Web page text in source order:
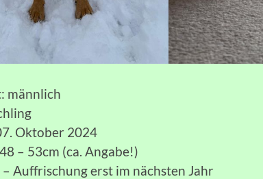
männlich
Oktober 2024
– 53cm (ca. Angabe!)
Auffrischung erst im nächsten Jahr